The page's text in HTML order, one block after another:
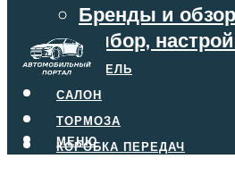
Бренды и
Выбор,
ДВИГАТЕЛЬ
САЛОН
ТОРМОЗА
КОРОБКА ПЕРЕДАЧ
МЕНЮ